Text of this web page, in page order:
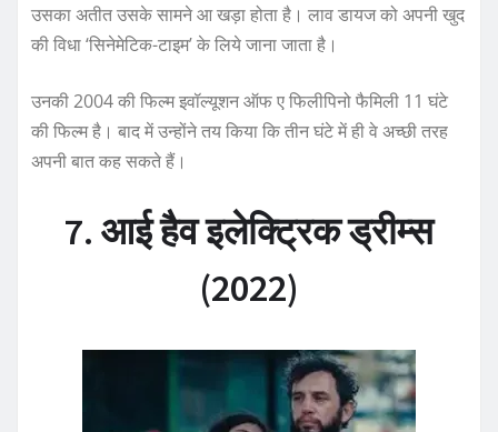
उसका अतीत उसके सामने आ खड़ा होता है। लाव डायज को अपनी खुद
की विधा ‘सिनेमेटिक-टाइम’ के लिये जाना जाता है।
उनकी 2004 की फिल्म इवॉल्यूशन ऑफ ए फिलीपिनो फैमिली 11 घंटे
की फिल्म है। बाद में उन्होंने तय किया कि तीन घंटे में ही वे अच्छी तरह
अपनी बात कह सकते हैं।
7. आई हैव इलेक्ट्रिक ड्रीम्स
(2022)